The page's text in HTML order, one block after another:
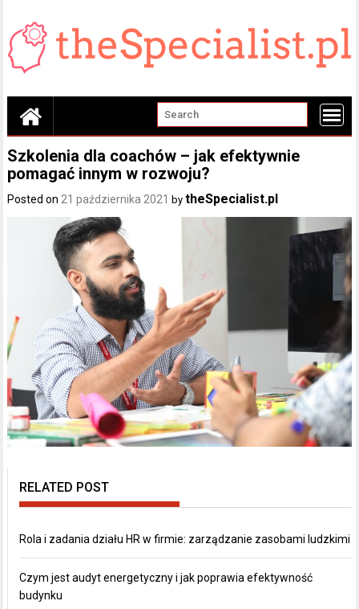
content
Szkolenia dla coachów – jak efektywnie
pomagać innym w rozwoju?
Posted on 21 października 2021 bytheSpecialist.pl
RELATED POST
Rola i zadania działu HR w firmie: zarządzanie zasobami ludzkimi
Czym jest audyt energetyczny i jak poprawia efektywność
budynku